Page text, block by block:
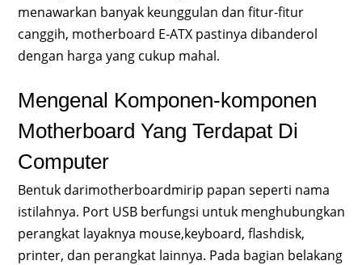
menawarkan banyak keunggulan dan fitur-fitur
canggih, motherboard E-ATX pastinya dibanderol
dengan harga yang cukup mahal.
Mengenal Komponen-komponen
Motherboard Yang Terdapat Di
Computer
Bentuk darimotherboardmirip papan seperti nama
istilahnya. Port USB berfungsi untuk menghubungkan
perangkat layaknya mouse,keyboard, flashdisk,
printer, dan perangkat lainnya. Pada bagian belakang